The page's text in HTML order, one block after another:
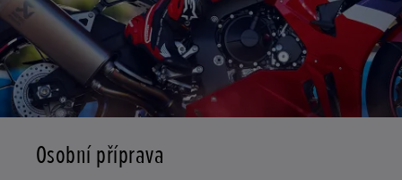
Osobní příprava